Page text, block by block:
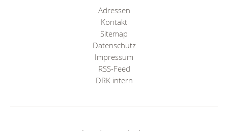
Adressen
Kontakt
Sitemap
Datenschutz
Impressum
RSS-Feed
DRK intern